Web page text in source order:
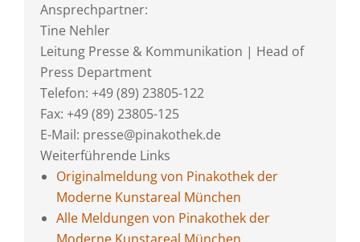
Ansprechpartner:
Tine Nehler
Leitung Presse & Kommunikation | Head of
Press Department
Telefon: +49 (89) 23805-122
Fax: +49 (89) 23805-125
E-Mail: presse@pinakothek.de
Weiterführende Links
Originalmeldung von Pinakothek der
Moderne Kunstareal München
Alle Meldungen von Pinakothek der